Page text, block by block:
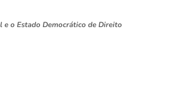
o Estado Democrático de Direito